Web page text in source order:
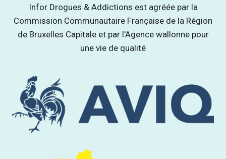
Infor Drogues & Addictions est agréée par la
Commission Communautaire Française de la Région
de Bruxelles Capitale et par l'Agence wallonne pour
une vie de qualité